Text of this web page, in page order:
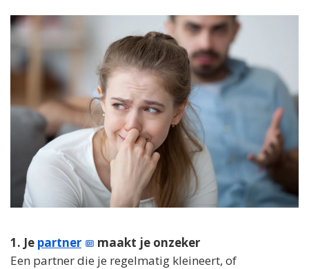
1. Je partner
maakt je onzeker
Een partner die je regelmatig kleineert, of